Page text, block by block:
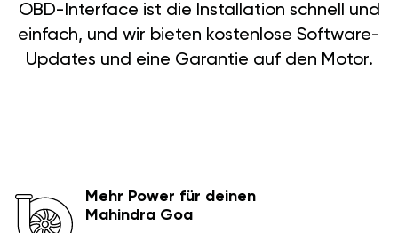
OBD-Interface ist die Installation schnell und
einfach, und wir bieten kostenlose Software-
Updates und eine Garantie auf den Motor.
Mehr Power für deinen
Mahindra Goa